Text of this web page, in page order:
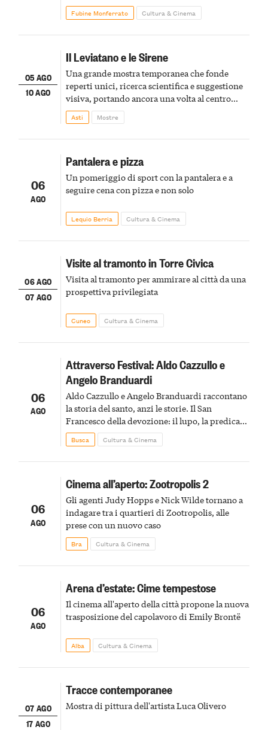
Fubine Monferrato Cultura & Cinema
05 AGO
10 AGO
Il Leviatano e le Sirene
Una grande mostra temporanea che fonde
reperti unici, ricerca scientifica e suggestione
visiva, portando ancora una volta al centro
della scena le meraviglie del passato astigiano
Asti Mostre
06
AGO
Pantalera e pizza
Un pomeriggio di sport con la pantalera e a
seguire cena con pizza e non solo
Lequio Berria Cultura & Cinema
06 AGO
07 AGO
Visite al tramonto in Torre Civica
Visita al tramonto per ammirare al città da una
prospettiva privilegiata
Cuneo Cultura & Cinema
06
AGO
Attraverso Festival: Aldo Cazzullo e
Angelo Branduardi
Aldo Cazzullo e Angelo Branduardi raccontano
la storia del santo, anzi le storie. Il San
Francesco della devozione: il lupo, la predica
agli uccelli, le stimmate
Busca Cultura & Cinema
06
AGO
Cinema all’aperto: Zootropolis 2
Gli agenti Judy Hopps e Nick Wilde tornano a
indagare tra i quartieri di Zootropolis, alle
prese con un nuovo caso
Bra Cultura & Cinema
06
AGO
Arena d’estate: Cime tempestose
Il cinema all'aperto della città propone la nuova
trasposizione del capolavoro di Emily Brontë
Alba Cultura & Cinema
07 AGO
17 AGO
Tracce contemporanee
Mostra di pittura dell'artista Luca Olivero